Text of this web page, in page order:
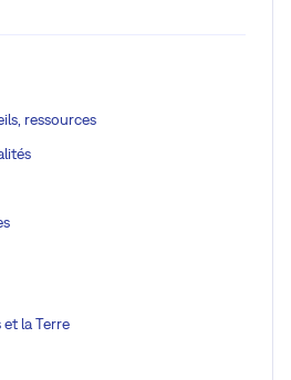
ressources
la Terre